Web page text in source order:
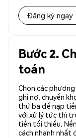
Đăng ký ngay
Bước 2.
toán
Chọn các
ghi nợ, chuyển
thứ ba để nạp
với xử lý tức thì
tiền tối thiểu.
cách nhanh nhất